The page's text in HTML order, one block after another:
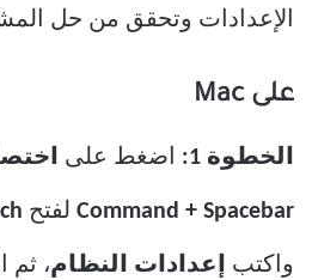
الإعدادات وتحقق من حل
على Mac
الخطوة 1: اضغط على
Command + Spacebar لفتح
واكتب إعدادات النظام،